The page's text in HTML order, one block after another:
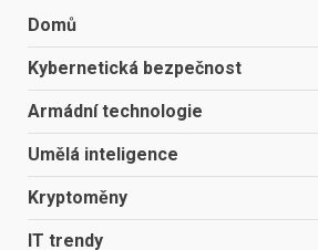
Domů
Kybernetická bezpečnost
Armádní technologie
Umělá inteligence
Kryptoměny
IT trendy